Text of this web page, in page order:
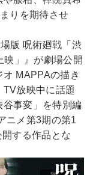
りを期待させ
版 呪術廻戦「渋
映」』が劇場公開
MAPPAの描き
放映中に話題
谷事変」を特別編
ニメ第3期の第1
する作品とな